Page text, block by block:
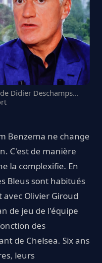
Didier Deschamps...
Benzema ne change
C'est de manière
la complexifie. En
Bleus sont habitués
Olivier Giroud
de jeu de l'équipe
des
de Chelsea. Six ans
leurs